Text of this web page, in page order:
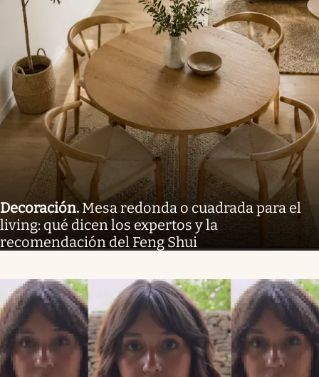
Decoración. Mesa redonda o cuadrada para el
living: qué dicen los expertos y la
recomendación del Feng Shui